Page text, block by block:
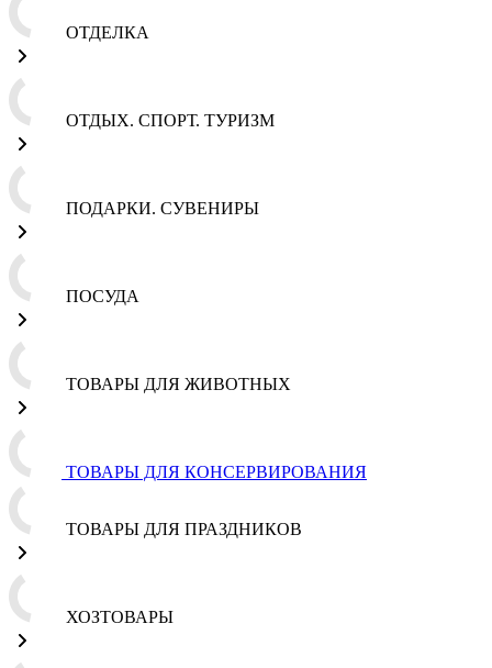
ОТДЕЛКА
ОТДЫХ. СПОРТ. ТУРИЗМ
ПОДАРКИ. СУВЕНИРЫ
ПОСУДА
ТОВАРЫ ДЛЯ ЖИВОТНЫХ
ТОВАРЫ ДЛЯ КОНСЕРВИРОВАНИЯ
ТОВАРЫ ДЛЯ ПРАЗДНИКОВ
ХОЗТОВАРЫ